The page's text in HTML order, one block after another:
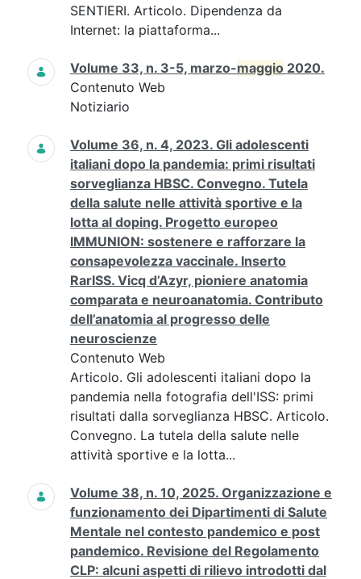
SENTIERI. Articolo. Dipendenza da
Internet: la piattaforma...
Volume 33, n. 3-5, marzo-maggio 2020.
Contenuto Web
Notiziario
Volume 36, n. 4, 2023. Gli adolescenti
italiani dopo la pandemia: primi risultati
sorveglianza HBSC. Convegno. Tutela
della salute nelle attività sportive e la
lotta al doping. Progetto europeo
IMMUNION: sostenere e rafforzare la
consapevolezza vaccinale. Inserto
RarISS. Vicq d’Azyr, pioniere anatomia
comparata e neuroanatomia. Contributo
dell’anatomia al progresso delle
neuroscienze
Contenuto Web
Articolo. Gli adolescenti italiani dopo la
pandemia nella fotografia dell'ISS: primi
risultati dalla sorveglianza HBSC. Articolo.
Convegno. La tutela della salute nelle
attività sportive e la lotta...
Volume 38, n. 10, 2025. Organizzazione e
funzionamento dei Dipartimenti di Salute
Mentale nel contesto pandemico e post
pandemico. Revisione del Regolamento
CLP: alcuni aspetti di rilievo introdotti dal